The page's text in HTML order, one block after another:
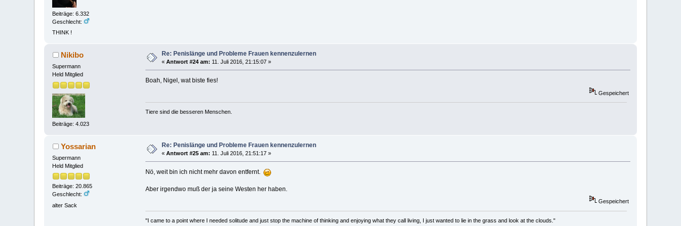
Beiträge: 6.332
Geschlecht:
THINK !
Nikibo
Supermann
Held Mitglied
Beiträge: 4.023
Re: Penislänge und Probleme Frauen kennenzulernen
«Antwort #24 am: 11. Juli 2016, 21:15:07 »
Boah, Nigel, wat biste fies!
Gespeichert
Tiere sind die besseren Menschen.
Yossarian
Supermann
Held Mitglied
Beiträge: 20.865
Geschlecht:
alter Sack
Re: Penislänge und Probleme Frauen kennenzulernen
«Antwort #25 am: 11. Juli 2016, 21:51:17 »
Nö, weit bin ich nicht mehr davon entfernt.
Aber irgendwo muß der ja seine Westen her haben.
Gespeichert
"I came to a point where I needed solitude and just stop the machine of thinking and enjoying what they call living, I just wanted to lie in the grass and look at the clouds."